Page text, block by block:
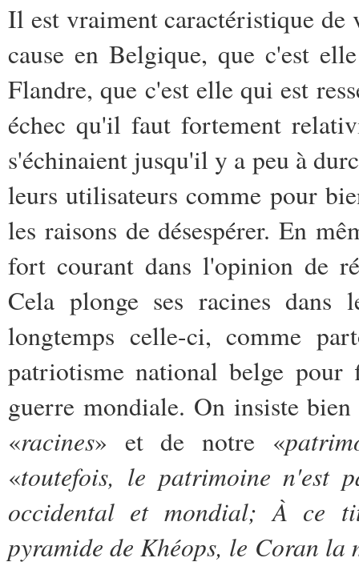
Il est vraiment caractéristique
cause en Belgique, que c'est
Flandre, que c'est elle qui est
échec qu'il faut fortement
s'échinaient jusqu'il y a peu à
leurs utilisateurs comme pour
les raisons de désespérer. En
fort courant dans l'opinion de
Cela plonge ses racines dans
longtemps celle-ci, comme
patriotisme national belge pour
guerre mondiale. On insiste
«racines» et de notre «
«toutefois, le patrimoine n'est
occidental et mondial; À ce
pyramide de Khéops, le Coran